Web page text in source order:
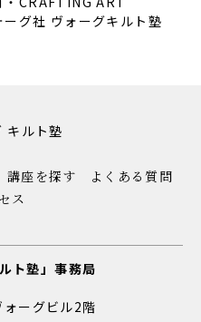
講座を探す
よくある質問
ス
ト塾」事務局
ーグビル2階